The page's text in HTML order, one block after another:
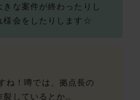
な案件が終わったりし
様会をしたりします☆
ね！噂では、拠点長の
裂しているとか…